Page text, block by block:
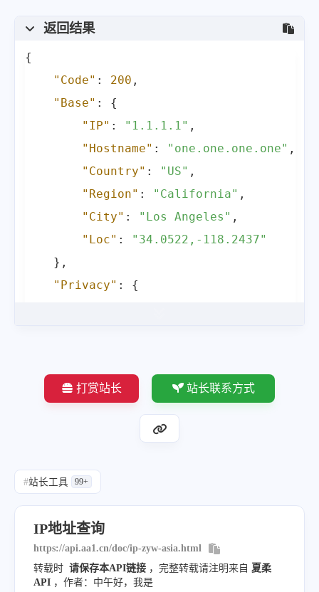
返回结果
{
"Code" : 200 ,
"Base" :
{
"IP" : "1.1.1.1" ,
"Hostname" : "one.one.one.one" ,
"Country" : "US" ,
"Region" : "California" ,
"City" : "Los Angeles" ,
"Loc" :
"34.0522,-118.2437"
} ,
"Privacy" :
{
"Relay": "Null",
"Hosting"
:
"Don't do bad things!"
]
打赏站长 站长联系方式
#站长工具 99+
IP地址查询
https://api.aa1.cn/doc/ip-zyw-asia.html
转载时 请保存本API链接 ，完整转载请注明来自 夏柔
API ，作者：中午好，我是